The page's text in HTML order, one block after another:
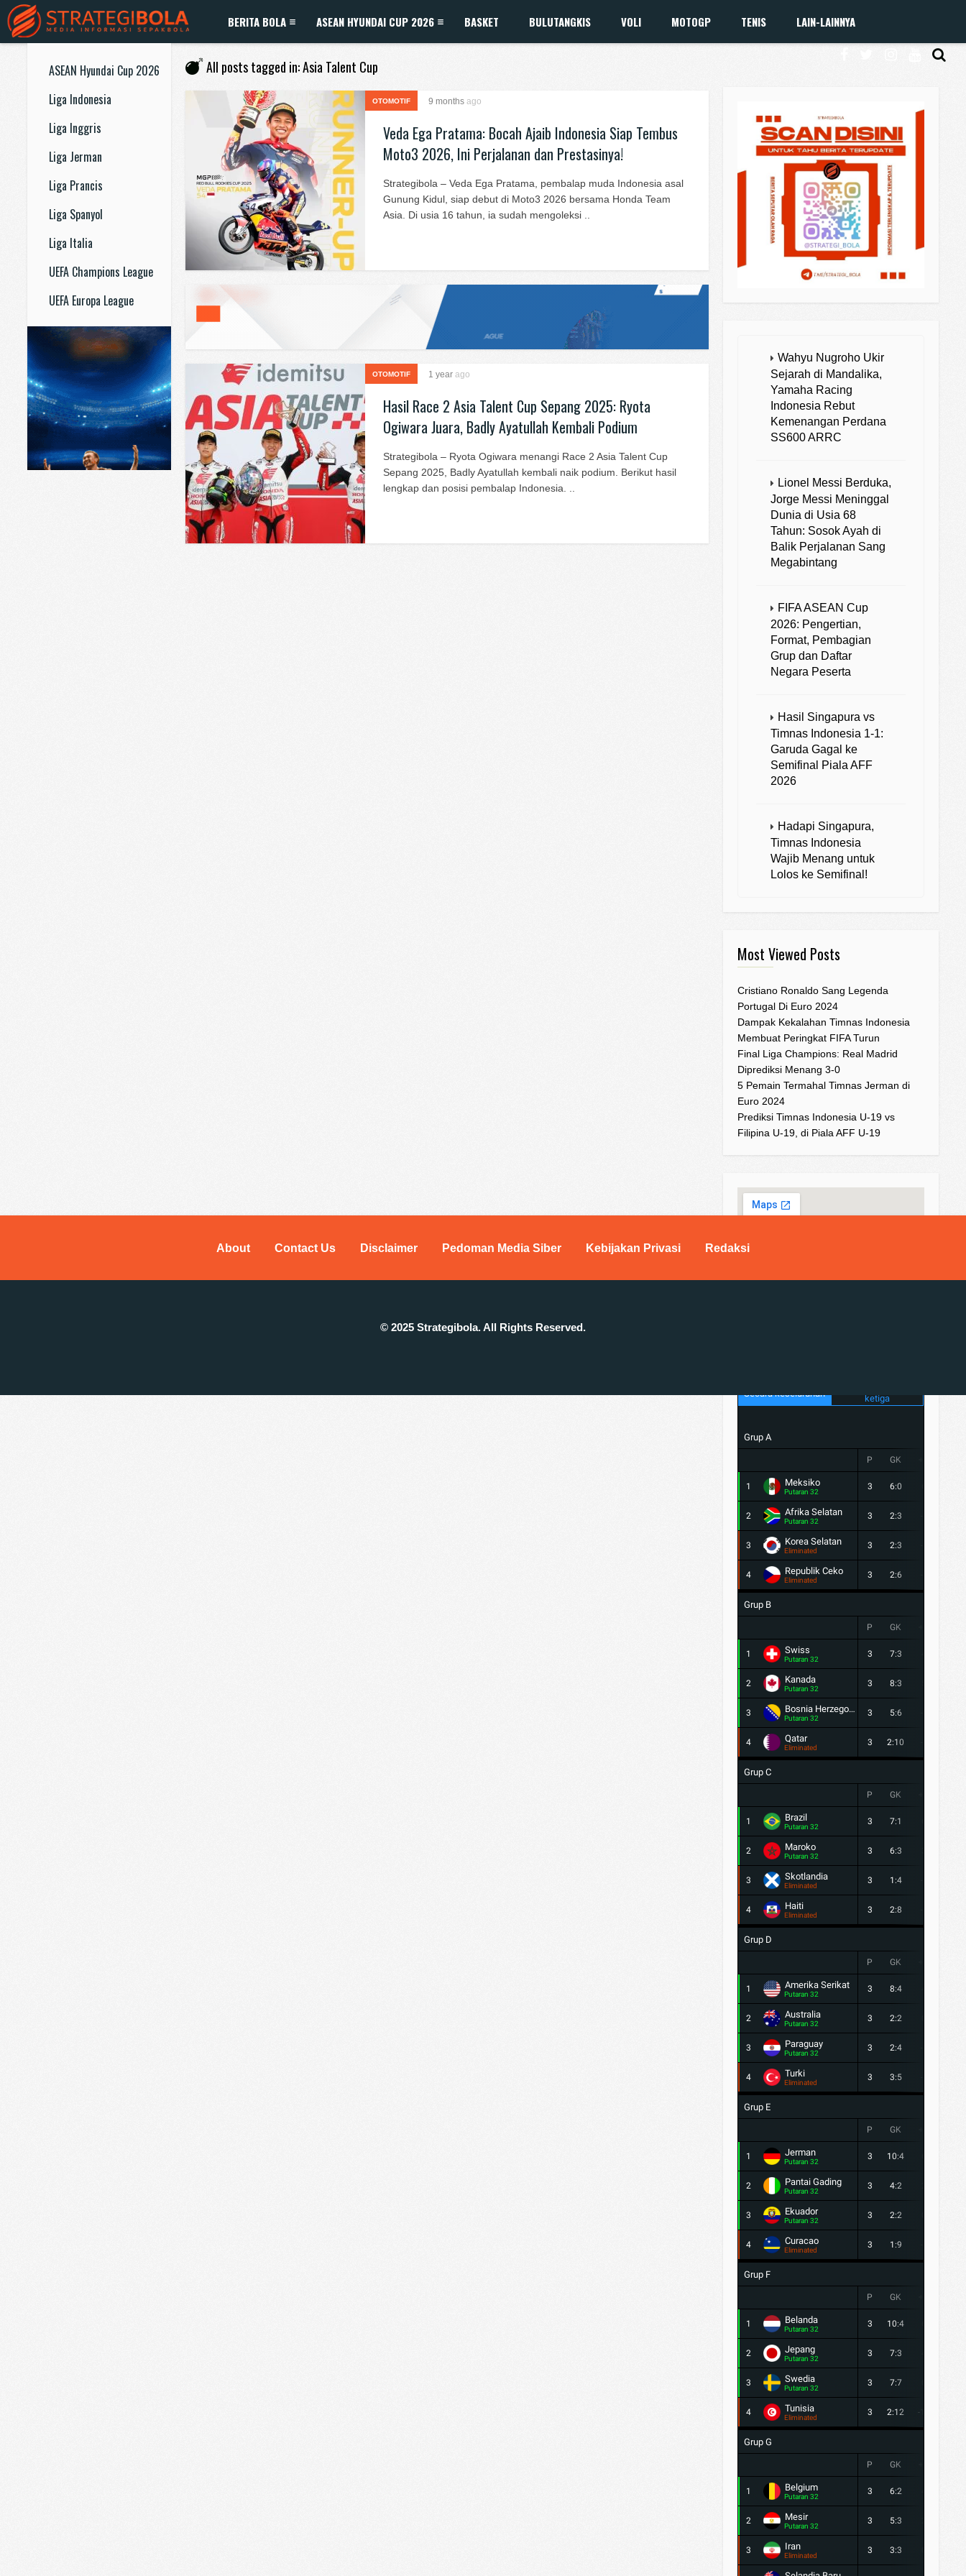
BERITA BOLA ASEAN HYUNDAI CUP 2026 BASKET BULUTANGKIS VOLI MOTOGP TENIS LAIN-LAINNYA
ASEAN Hyundai Cup 2026
Liga Indonesia
Liga Inggris
Liga Jerman
Liga Prancis
Liga Spanyol
Liga Italia
UEFA Champions League
UEFA Europa League
All posts tagged in: Asia Talent Cup
OTOMOTIF 9 months ago
Veda Ega Pratama: Bocah Ajaib Indonesia Siap Tembus
Moto3 2026, Ini Perjalanan dan Prestasinya!
Strategibola – Veda Ega Pratama, pembalap muda Indonesia asal
Gunung Kidul, siap debut di Moto3 2026 bersama Honda Team
Asia. Di usia 16 tahun, ia sudah mengoleksi ..
OTOMOTIF 1 year ago
Hasil Race 2 Asia Talent Cup Sepang 2025: Ryota
Ogiwara Juara, Badly Ayatullah Kembali Podium
Strategibola – Ryota Ogiwara menangi Race 2 Asia Talent Cup
Sepang 2025, Badly Ayatullah kembali naik podium. Berikut hasil
lengkap dan posisi pembalap Indonesia. ..
Wahyu Nugroho Ukir
Sejarah di Mandalika,
Yamaha Racing
Indonesia Rebut
Kemenangan Perdana
SS600 ARRC
Lionel Messi Berduka,
Jorge Messi Meninggal
Dunia di Usia 68
Tahun: Sosok Ayah di
Balik Perjalanan Sang
Megabintang
FIFA ASEAN Cup
2026: Pengertian,
Format, Pembagian
Grup dan Daftar
Negara Peserta
Hasil Singapura vs
Timnas Indonesia 1-1:
Garuda Gagal ke
Semifinal Piala AFF
2026
Hadapi Singapura,
Timnas Indonesia
Wajib Menang untuk
Lolos ke Semifinal!
Most Viewed Posts
Cristiano Ronaldo Sang Legenda
Portugal Di Euro 2024
Dampak Kekalahan Timnas Indonesia
Membuat Peringkat FIFA Turun
Final Liga Champions: Real Madrid
Diprediksi Menang 3-0
5 Pemain Termahal Timnas Jerman di
Euro 2024
Prediksi Timnas Indonesia U-19 vs
Filipina U-19, di Piala AFF U-19
Secara keseluruhan
ketiga
Grup A
P GK
1 Meksiko
Putaran 32
3 6:0
2 Afrika Selatan
Putaran 32
3 2:3
3 Korea Selatan
Eliminated
3 2:3
4 Republik Ceko
Eliminated
3 2:6
Grup B
P GK
1 Swiss
Putaran 32
3 7:3
2 Kanada
Putaran 32
3 8:3
3 Bosnia Herzegovina
Putaran 32
3 5:6
4 Qatar
Eliminated
3 2:10
Grup C
P GK
1 Brazil
Putaran 32
3 7:1
2 Maroko
Putaran 32
3 6:3
3 Skotlandia
Eliminated
3 1:4
4 Haiti
Eliminated
3 2:8
Grup D
P GK
1 Amerika Serikat
Putaran 32
3 8:4
2 Australia
Putaran 32
3 2:2
3 Paraguay
Putaran 32
3 2:4
4 Turki
Eliminated
3 3:5
Grup E
P GK
1 Jerman
Putaran 32
3 10:4
2 Pantai Gading
Putaran 32
3 4:2
3 Ekuador
Putaran 32
3 2:2
4 Curacao
Eliminated
3 1:9
Grup F
P GK
1 Belanda
Putaran 32
3 10:4
2 Jepang
Putaran 32
3 7:3
3 Swedia
Putaran 32
3 7:7
4 Tunisia
Eliminated
3 2:12 -10
Grup G
P GK
1 Belgium
Putaran 32
3 6:2
2 Mesir
Putaran 32
3 5:3
3 Iran
Eliminated
3 3:3
About Contact Us Disclaimer Pedoman Media Siber Kebijakan Privasi Redaksi
© 2025 Strategibola. All Rights Reserved.